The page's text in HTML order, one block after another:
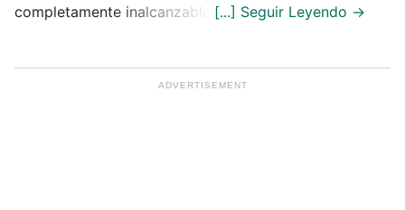
completamente inalcanzable.